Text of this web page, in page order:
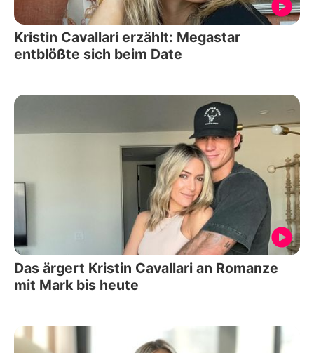
Kristin Cavallari erzählt: Megastar
entblößte sich beim Date
Das ärgert Kristin Cavallari an Romanze
mit Mark bis heute